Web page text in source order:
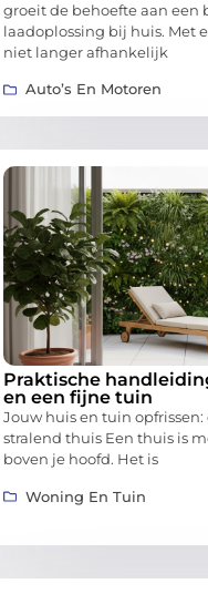
groeit de behoefte aan een
laadoplossing bij huis. Met
niet langer afhankelijk
Auto’s En Motoren
Praktische
en een fijne tuin
Jouw huis en tuin
stralend thuis Een thuis is
boven je hoofd. Het is
Woning En Tuin